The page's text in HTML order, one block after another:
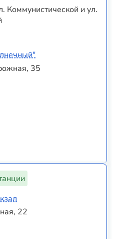
Коммунистической и ул.
35
22